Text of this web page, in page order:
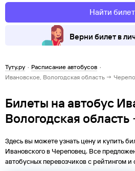
Найти
Верни билет в
Туту.ру · Расписание автобусов ·
Ивановское, Вологодская область →
Билеты на автобус
Вологодская
Здесь вы можете узнать цену и купить
ИвановскоговЧереповец. Все
автобусных перевозчиков с рейтингом